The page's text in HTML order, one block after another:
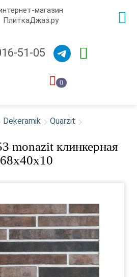
магазин
ПлиткаДжаз.ру
51-05
0
Dekeramik Quarzit
monazit клинкерная